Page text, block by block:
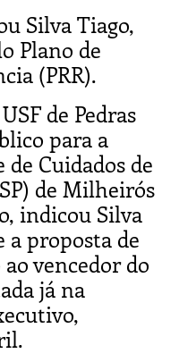
Silva Tiago,
Plano de
(PRR).
de Pedras
para a
Cuidados de
de Milheirós
indicou Silva
a proposta de
vencedor do
já na